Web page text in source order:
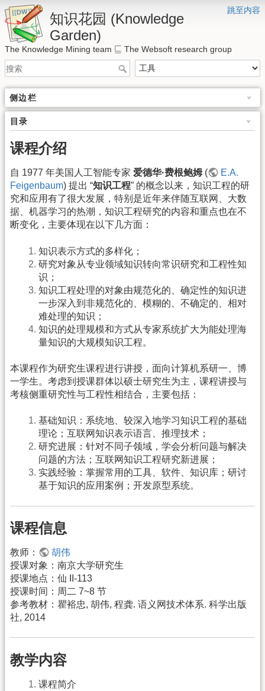
跳至内容
知识花园 (Knowledge
Garden)
The Knowledge Mining team ⊑
⊑ The Websoft research group
侧边栏
目录
课程介绍
自 1977 年美国人工智能专家 爱德华·费根鲍姆(
E.A.
Feigenbaum) 提出 “知识工程” 的概念以来，知识工程的研
究和应用有了很大发展，特别是近年来伴随互联网、大数
据、机器学习的热潮，知识工程研究的内容和重点也在不
断变化，主要体现在以下几方面：
知识表示方式的多样化；
研究对象从专业领域知识转向常识研究和工程性知
识；
知识工程处理的对象由规范化的、确定性的知识进
一步深入到非规范化的、模糊的、不确定的、相对
难处理的知识；
知识的处理规模和方式从专家系统扩大为能处理海
量知识的大规模知识工程。
本课程作为研究生课程进行讲授，面向计算机系研一、博
一学生。考虑到授课群体以硕士研究生为主，课程讲授与
考核侧重研究性与工程性相结合，主要包括：
基础知识：系统地、较深入地学习知识工程的基础
理论；互联网知识表示语言、推理技术；
研究进展：针对不同子领域，学会分析问题与解决
问题的方法；互联网知识工程研究新进展；
实践经验：掌握常用的工具、软件、知识库；研讨
基于知识的应用案例；开发原型系统。
课程信息
教师：
胡伟
授课对象：南京大学研究生
授课地点：仙 II-113
授课时间：周二 7~8 节
参考教材：瞿裕忠, 胡伟, 程龚. 语义网技术体系. 科学出版
社, 2014
教学内容
课程简介